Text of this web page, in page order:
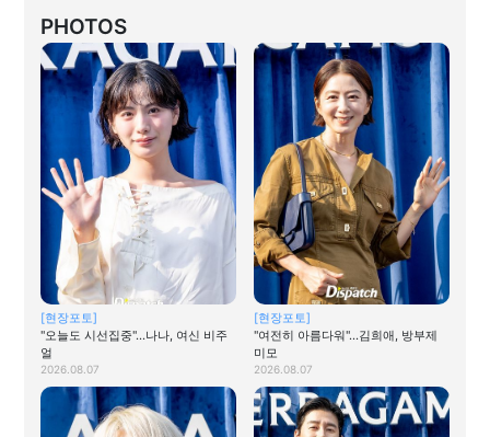
PHOTOS
[현장포토]
"오늘도 시선집중"…나나, 여신 비주
얼
2026.08.07
[현장포토]
"여전히 아름다워"…김희애, 방부제
미모
2026.08.07